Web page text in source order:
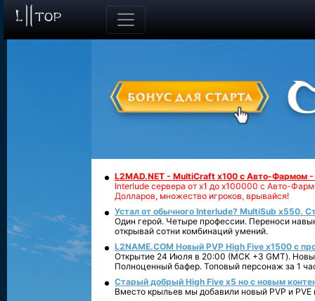
L2MAD.NET - MultiCraft x100 с Авто-Фармом
Interlude сервера от х1 до х100000 с Авто-
Долларов, множество игроков, врывайся!
Устал от обычного Interlude? MultiSub x550.
Один герой. Четыре профессии. Переноси
открывай сотни комбинаций умений.
L2NAME.COM Новый PVP High Five x1500 с
Открытие 24 Июля в 20:00 (МСК +3 GMT).
Полноценный бафер. Топовый персонаж за 1
Старый добрый High Five x5 но с новым
Вместо крыльев мы добавили новый PVP и PVE